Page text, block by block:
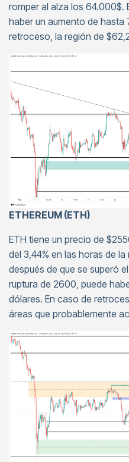
romper al alza los 64.000$.
haber un aumento de hasta
retroceso, la región de
ETHEREUM (ETH)
ETH tiene un precio de
del 3,44% en las horas de
después de que se superó
ruptura de 2600, puede
dólares. En caso de
áreas que probablemente